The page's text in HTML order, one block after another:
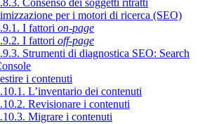
Consenso dei soggetti ritratti
per i motori di ricerca (SEO)
I fattori on-page
I fattori off-page
Strumenti di diagnostica SEO: Search
i contenuti
L’inventario dei contenuti
Revisionare i contenuti
Migrare i contenuti